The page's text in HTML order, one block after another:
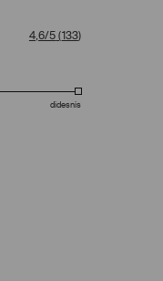
4,6/5(133)
didesnis